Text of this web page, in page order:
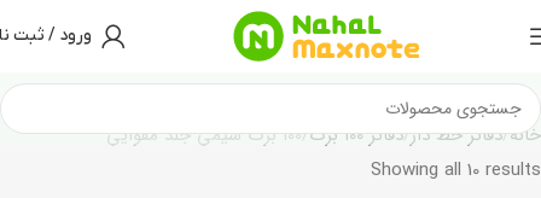
ورود / ثبت
خانه دفاتر خط دار دفاتر 100 برگ
100 برگ سیمی جلد مقوایی
Showing all 10 results